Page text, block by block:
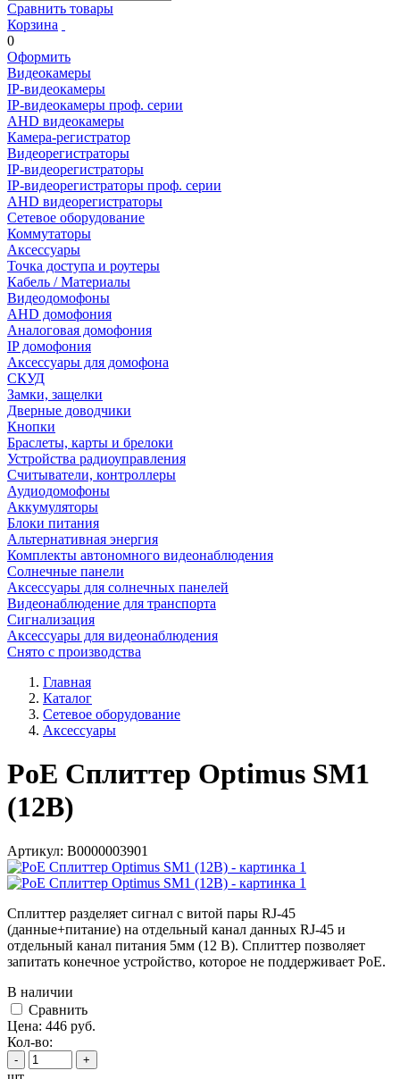
Сравнить товары
Корзина
0
Оформить
Видеокамеры
IP-видеокамеры
IP-видеокамеры проф. серии
AHD видеокамеры
Камера-регистратор
Видеорегистраторы
IP-видеорегистраторы
IP-видеорегистраторы проф. серии
AHD видеорегистраторы
Сетевое оборудование
Коммутаторы
Аксессуары
Точка доступа и роутеры
Кабель / Материалы
Видеодомофоны
AHD домофония
Аналоговая домофония
IP домофония
Аксессуары для домофона
СКУД
Замки, защелки
Дверные доводчики
Кнопки
Браслеты, карты и брелоки
Устройства радиоуправления
Считыватели, контроллеры
Аудиодомофоны
Аккумуляторы
Блоки питания
Альтернативная энергия
Комплекты автономного видеонаблюдения
Солнечные панели
Аксессуары для солнечных панелей
Видеонаблюдение для транспорта
Сигнализация
Аксессуары для видеонаблюдения
Снято с производства
Главная
Каталог
Сетевое оборудование
Аксессуары
PoE Сплиттер Optimus SM1
(12B)
Артикул: В0000003901
Сплиттер разделяет сигнал с витой пары RJ-45
(данные+питание) на отдельный канал данных RJ-45 и
отдельный канал питания 5мм (12 В). Сплиттер позволяет
запитать конечное устройство, которое не поддерживает PoE.
В наличии
Cравнить
Цена: 446 руб.
Кол-во:
- +